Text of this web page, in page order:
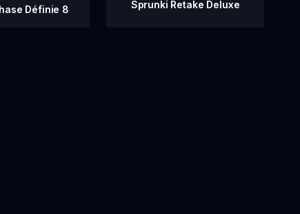
Définie 8 Sprunki Retake Deluxe